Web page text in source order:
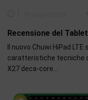
Recensione del
Il nuovo Chuwi HiPad
caratteristiche tecniche
X27 deca-core…